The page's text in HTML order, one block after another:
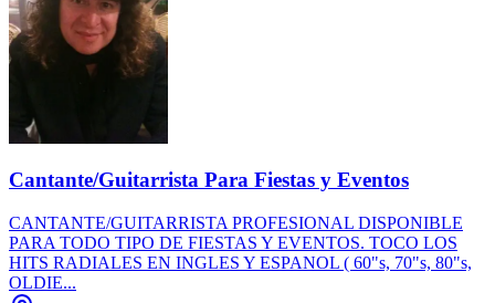
Cantante/Guitarrista Para Fiestas y Eventos
CANTANTE/GUITARRISTA PROFESIONAL DISPONIBLE
PARA TODO TIPO DE FIESTAS Y EVENTOS. TOCO LOS
HITS RADIALES EN INGLES Y ESPANOL ( 60"s, 70"s, 80"s,
OLDIE...